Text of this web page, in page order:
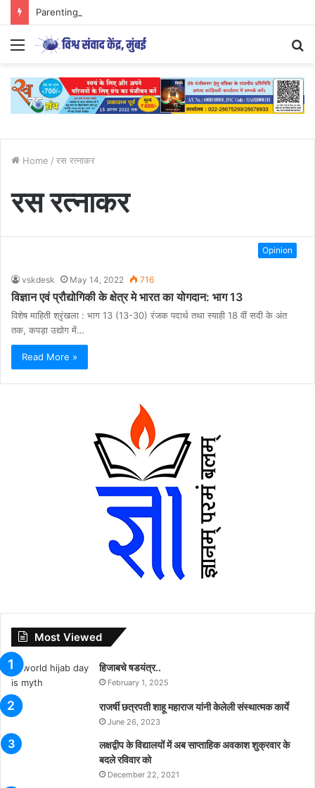
Parenting Has Its Limits….
Menu
Home / रस रत्नाकर
रस रत्नाकर
Opinion
vskdesk May 14, 2022 716
विज्ञान एवं प्रौद्योगिकी के क्षेत्र मे भारत का योगदान: भाग 13
विशेष माहिती श्रृंखला : भाग 13 (13-30) रंजक पदार्थ तथा स्याही 18 वीं सदी के अंत
तक, कपड़ा उद्योग में…
Read More »
Most Viewed
हिजाबचे षडयंत्र..
February 1, 2025
राजर्षी छत्रपती शाहू महाराज यांनी केलेली संस्थात्मक कार्ये
June 26, 2023
लक्षद्वीप के विद्यालयों में अब साप्ताहिक अवकाश शुक्रवार के
बदले रविवार को
December 22, 2021